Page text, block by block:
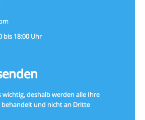
bis 18:00 Uhr
deshalb werden alle Ihre
und nicht an Dritte